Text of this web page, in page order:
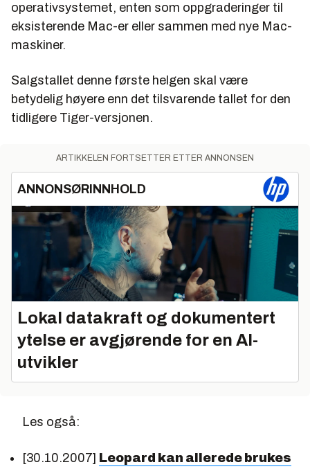
operativsystemet, enten som oppgraderinger til
eksisterende Mac-er eller sammen med nye Mac-
maskiner.
Salgstallet denne første helgen skal være
betydelig høyere enn det tilsvarende tallet for den
tidligere Tiger-versjonen.
ARTIKKELEN FORTSETTER ETTER ANNONSEN
ANNONSØRINNHOLD
Lokal datakraft og dokumentert
ytelse er avgjørende for en AI-
utvikler
Les også:
[30.10.2007] Leopard kan allerede brukes